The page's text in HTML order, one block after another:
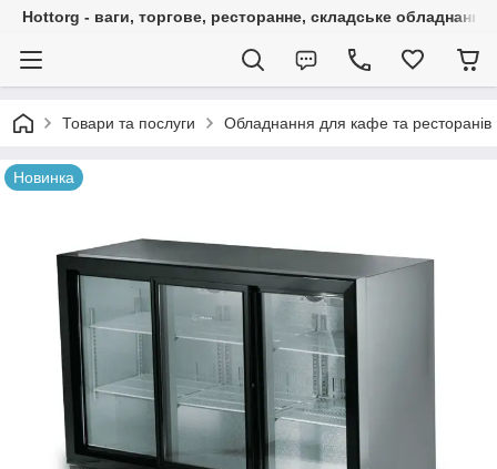
Hottorg - ваги, торгове, ресторанне, складське обладнання
Товари та послуги Обладнання для кафе та ресторанів
Новинка